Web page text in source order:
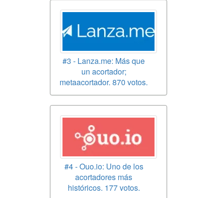
#3 - Lanza.me: Más que
un acortador;
metaacortador. 870 votos.
#4 - Ouo.io: Uno de los
acortadores más
históricos. 177 votos.